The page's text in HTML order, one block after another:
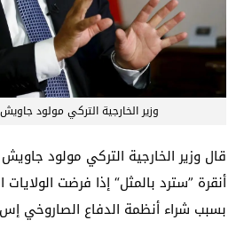
وزير الخارجية التركي مولود
قال وزير الخارجية التركي مولود
أنقرة ”سترد بالمثل“ إذا فرضت
بسبب شراء أنظمة الدفاع الصاروخي إس-400